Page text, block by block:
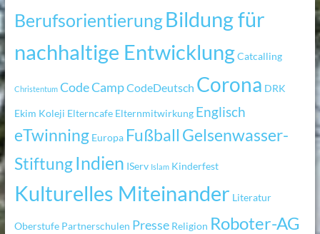
BerufsorientierungBildung für
nachhaltige EntwicklungCatcalling
Christentum Code CampCodeDeutsch Corona DRK
Ekim Koleji Elterncafe Elternmitwirkung Englisch
eTwinning Europa Fußball Gelsenwasser-
StiftungIndien IServ Islam Kinderfest
Kulturelles Miteinander Literatur
Oberstufe Partnerschulen Presse Religion Roboter-AG